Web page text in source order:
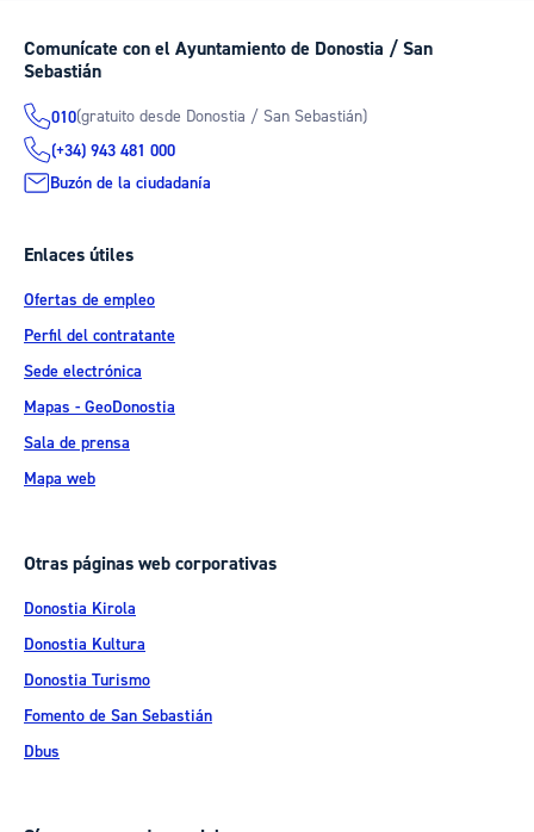
Comunícate con el Ayuntamiento de Donostia / San
Sebastián
010(gratuito desde Donostia / San Sebastián)
(+34) 943 481 000
Buzón de la ciudadanía
Enlaces útiles
Ofertas de empleo
Perfil del contratante
Sede electrónica
Mapas - GeoDonostia
Sala de prensa
Mapa web
Otras páginas web corporativas
Donostia Kirola
Donostia Kultura
Donostia Turismo
Fomento de San Sebastián
Dbus